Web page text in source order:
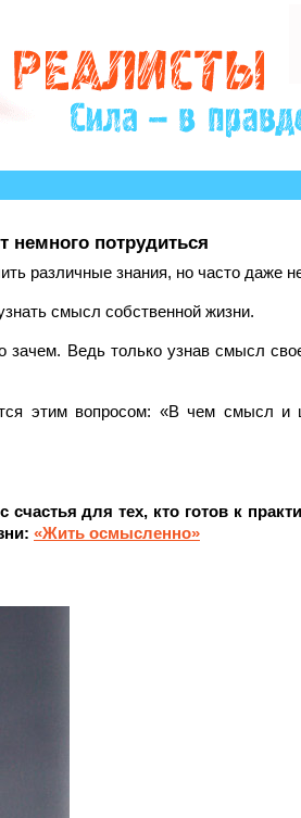
которых остро нуждаются в
потрудиться
различные знания, но часто даже
смысл собственной жизни.
зачем. Ведь только узнав смысл
этим вопросом: «В чем смысл и
счастья для тех, кто готов к
«Жить осмысленно»